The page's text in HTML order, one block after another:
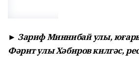
► Зариф Миннибай улы,
Фәрит улы Хәбиров килгәс,